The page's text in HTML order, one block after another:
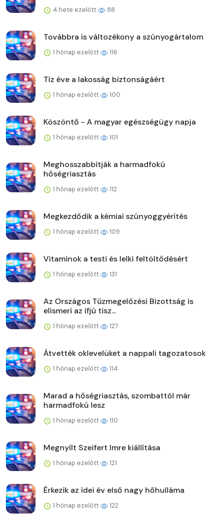
4 hete ezelőtt 88
Továbbra is változékony a szúnyogártalom
1 hónap ezelőtt 116
Tíz éve a lakosság biztonságáért
1 hónap ezelőtt 100
Köszöntő - A magyar egészségügy napja
1 hónap ezelőtt 101
Meghosszabbítják a harmadfokú
hőségriasztás
1 hónap ezelőtt 112
Megkezdődik a kémiai szúnyoggyérítés
1 hónap ezelőtt 109
Vitaminok a testi és lelki feltöltődésért
1 hónap ezelőtt 131
Az Országos Tűzmegelőzési Bizottság is
elismeri az ifjú tisz...
1 hónap ezelőtt 127
Átvették oklevelüket a nappali tagozatosok
1 hónap ezelőtt 114
Marad a hőségriasztás, szombattól már
harmadfokú lesz
1 hónap ezelőtt 110
Megnyílt Szeifert Imre kiállítása
1 hónap ezelőtt 121
Érkezik az idei év első nagy hőhulláma
1 hónap ezelőtt 122